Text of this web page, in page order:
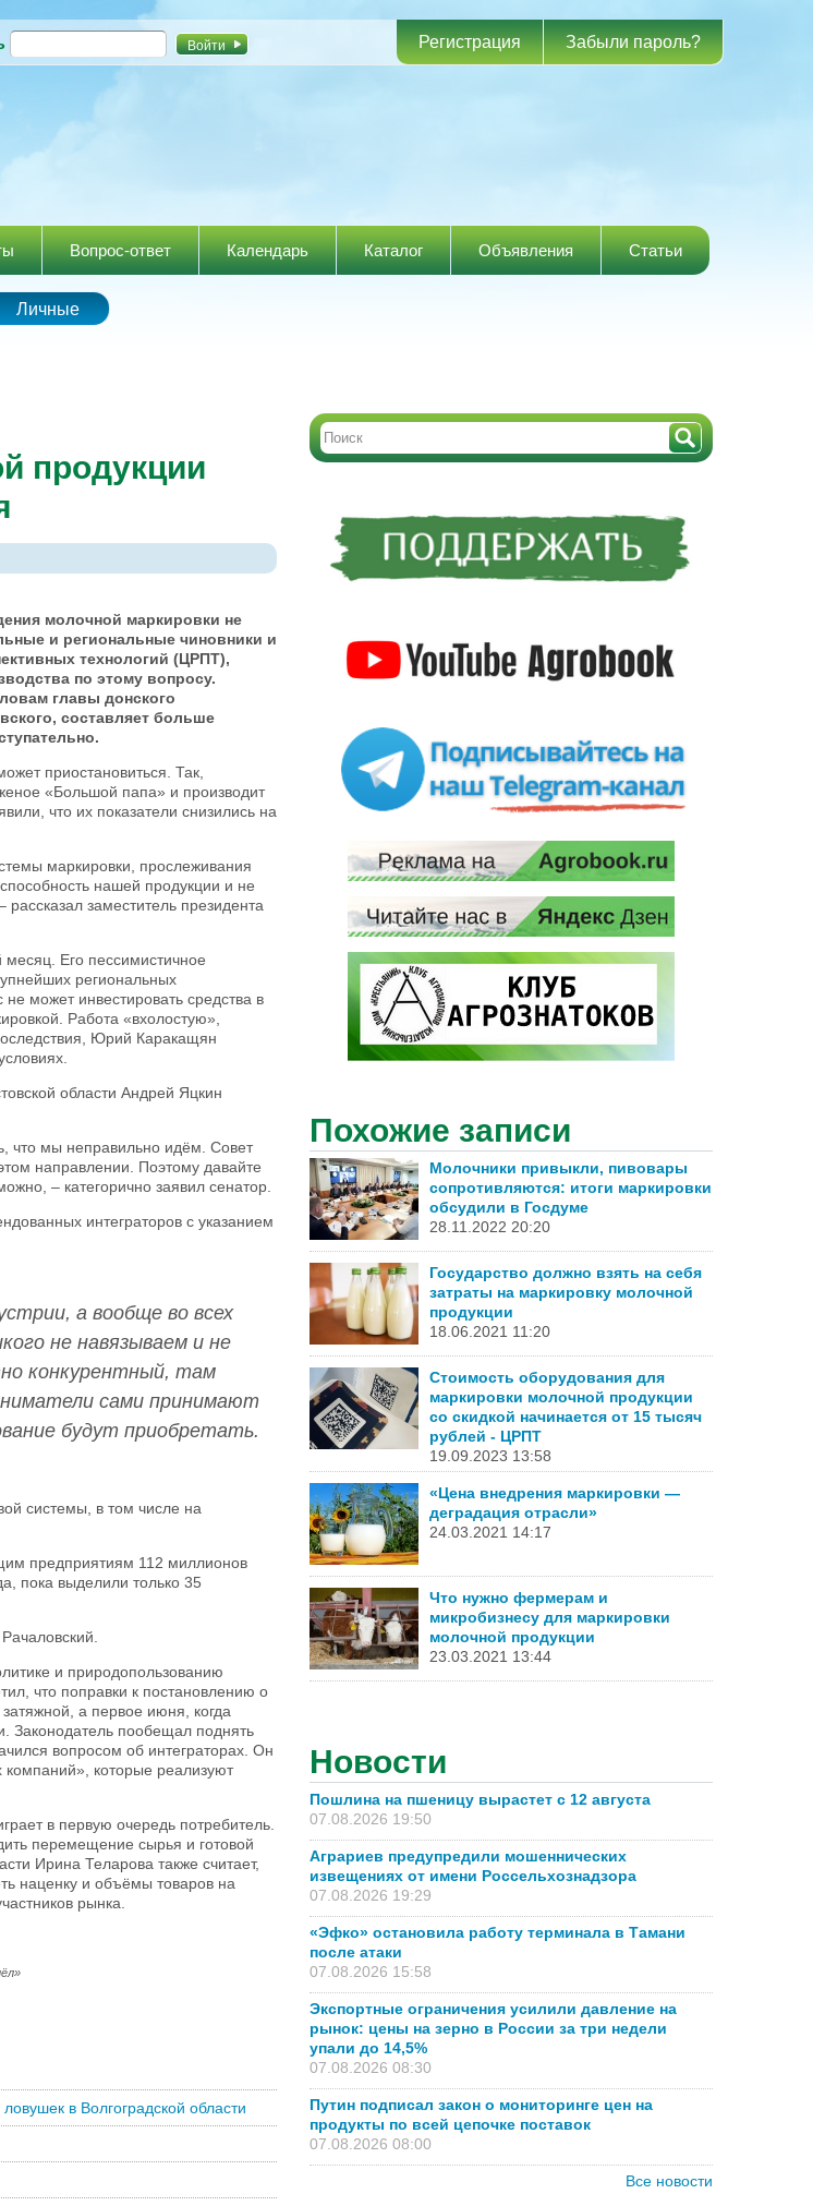
Перейти к
содержанию
Регистрация Забыли пароль?
Вопрос-ответ Календарь Каталог Объявления Статьи
Личные
продукции
молочной маркировки не
и региональные чиновники и
технологий (ЦРПТ),
по этому вопросу.
главы донского
составляет больше
приостановиться. Так,
«Большой папа» и производит
что их показатели снизились на
маркировки, прослеживания
нашей продукции и не
заместитель президента
Его пессимистичное
региональных
может инвестировать средства в
Работа «вхолостую»,
Юрий Каракащян
области Андрей Яцкин
что мы неправильно идём. Совет
направлении. Поэтому давайте
– категорично заявил сенатор.
интеграторов с указанием
а вообще во всех
не навязываем и не
конкурентный, там
сами принимают
будут приобретать.
системы, в том числе на
предприятиям 112 миллионов
пока выделили только 35
и природопользованию
что поправки к постановлению о
а первое июня, когда
Законодатель пообещал поднять
вопросом об интеграторах. Он
компаний», которые реализуют
в первую очередь потребитель.
перемещение сырья и готовой
Ирина Теларова также считает,
наценку и объёмы товаров на
рынка.
в Волгоградской области
Похожие записи
Молочники привыкли, пивовары
сопротивляются: итоги маркировки
обсудили в Госдуме
28.11.2022 20:20
Государство должно взять на себя
затраты на маркировку молочной
продукции
18.06.2021 11:20
Стоимость оборудования для
маркировки молочной продукции
со скидкой начинается от 15 тысяч
рублей - ЦРПТ
19.09.2023 13:58
«Цена внедрения маркировки —
деградация отрасли»
24.03.2021 14:17
Что нужно фермерам и
микробизнесу для маркировки
молочной продукции
23.03.2021 13:44
Новости
Пошлина на пшеницу вырастет с 12 августа
07.08.2026 19:50
Аграриев предупредили мошеннических
извещениях от имени Россельхознадзора
07.08.2026 19:29
«Эфко» остановила работу терминала в Тамани
после атаки
07.08.2026 15:58
Экспортные ограничения усилили давление на
рынок: цены на зерно в России за три недели
упали до 14,5%
07.08.2026 08:30
Путин подписал закон о мониторинге цен на
продукты по всей цепочке поставок
07.08.2026 08:00
Все новости